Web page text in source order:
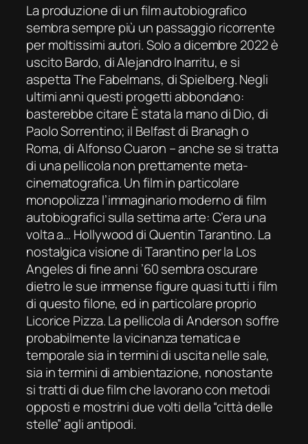
La produzione di un film autobiografico
sembra sempre più un passaggio ricorrente
per moltissimi autori. Solo a dicembre 2022 è
uscitoBardo, di Alejandro Inarritu, e si
aspettaThe Fabelmans, di Spielberg. Negli
ultimi anni questi progetti abbondano:
basterebbe citare È stata la mano di Dio, di
Paolo Sorrentino; il Belfastdi Branagh o
Roma, di Alfonso Cuaron – anche se si tratta
di una pellicola non prettamente meta-
cinematografica. Un film in particolare
monopolizza l’immaginario moderno di film
autobiografici sulla settima arte:C’era una
volta a… Hollywooddi Quentin Tarantino. La
nostalgica visione di Tarantino per la Los
Angeles di fine anni ’60 sembra oscurare
dietro le sue immense figure quasi tutti i film
di questo filone, ed in particolare proprio
Licorice Pizza. La pellicola di Anderson soffre
probabilmente la vicinanza tematica e
temporale sia in termini di uscita nelle sale,
sia in termini di ambientazione, nonostante
si tratti di due film che lavorano con metodi
opposti e mostrini due volti della “città delle
stelle” agli antipodi.